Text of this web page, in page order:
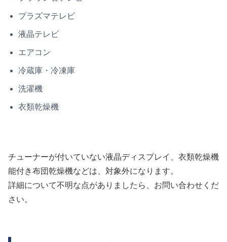
プラズマテレビ
液晶テレビ
エアコン
冷蔵庫・冷凍庫
洗濯機
衣類乾燥機
チューナーが付いていない液晶ディスプレイ、衣類乾燥機
能付き布団乾燥機などは、対象外になります。
詳細について不明な点がありましたら、お問い合わせくだ
さい。